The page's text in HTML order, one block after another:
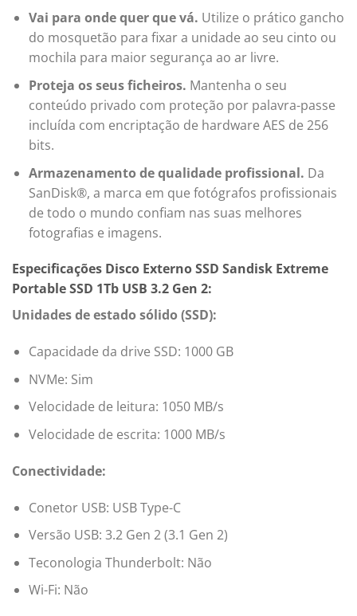
Vai para onde quer que vá. Utilize o prático gancho
do mosquetão para fixar a unidade ao seu cinto ou
mochila para maior segurança ao ar livre.
Proteja os seus ficheiros. Mantenha o seu
conteúdo privado com proteção por palavra-passe
incluída com encriptação de hardware AES de 256
bits.
Armazenamento de qualidade profissional. Da
SanDisk®, a marca em que fotógrafos profissionais
de todo o mundo confiam nas suas melhores
fotografias e imagens.
Especificações Disco Externo SSD Sandisk Extreme
Portable SSD 1Tb USB 3.2 Gen 2:
Unidades de estado sólido (SSD):
Capacidade da drive SSD: 1000 GB
NVMe: Sim
Velocidade de leitura: 1050 MB/s
Velocidade de escrita: 1000 MB/s
Conectividade:
Conetor USB: USB Type-C
Versão USB: 3.2 Gen 2 (3.1 Gen 2)
Teconologia Thunderbolt: Não
Wi-Fi: Não